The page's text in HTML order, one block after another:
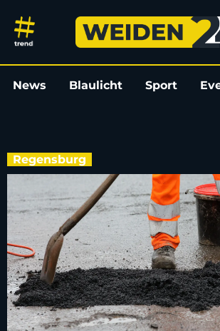
Anschlussstelle der
News Blaulicht Sport
Regensburg